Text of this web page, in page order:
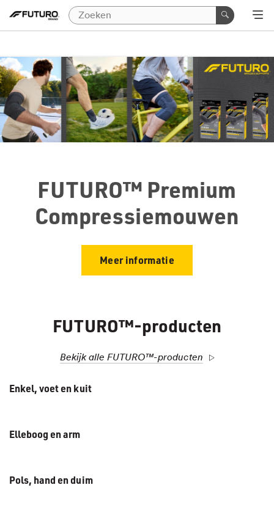
FUTURO™ Premium
Compressiemouwen
Meer informatie
FUTURO™-producten
Bekijk alle FUTURO™-producten
Enkel, voet en kuit
Elleboog en arm
Pols, hand en duim